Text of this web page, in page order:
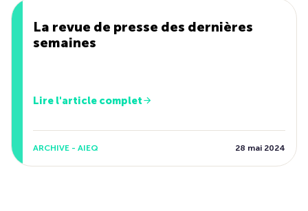
La revue de presse des dernières
semaines
Lire l'article complet
ARCHIVE - AIEQ 28 mai 2024